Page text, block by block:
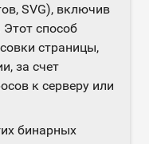
SVG), включив
Этот способ
страницы,
за счет
к серверу или
бинарных